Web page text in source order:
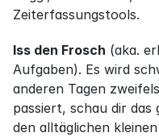
Zeiterfassungstools.
Iss den Frosch (aka.
Aufgaben). Es wird
anderen Tagen
passiert, schau dir das
den alltäglichen